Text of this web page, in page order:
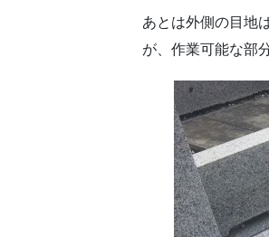
あとは外側の目地
が、作業可能な部